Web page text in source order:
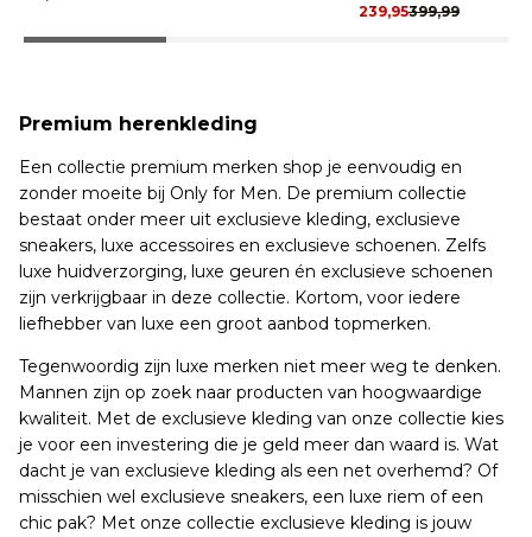
399,99
239,95
Premium herenkleding
Een collectie premium merken shop je eenvoudig en
zonder moeite bij Only for Men. De premium collectie
bestaat onder meer uit exclusieve kleding, exclusieve
sneakers, luxe accessoires en exclusieve schoenen. Zelfs
luxe huidverzorging, luxe geuren én exclusieve schoenen
zijn verkrijgbaar in deze collectie. Kortom, voor iedere
liefhebber van luxe een groot aanbod topmerken.
Tegenwoordig zijn luxe merken niet meer weg te denken.
Mannen zijn op zoek naar producten van hoogwaardige
kwaliteit. Met de exclusieve kleding van onze collectie kies
je voor een investering die je geld meer dan waard is. Wat
dacht je van exclusieve kleding als een net overhemd? Of
misschien wel exclusieve sneakers, een luxe riem of een
chic pak? Met onze collectie exclusieve kleding is jouw